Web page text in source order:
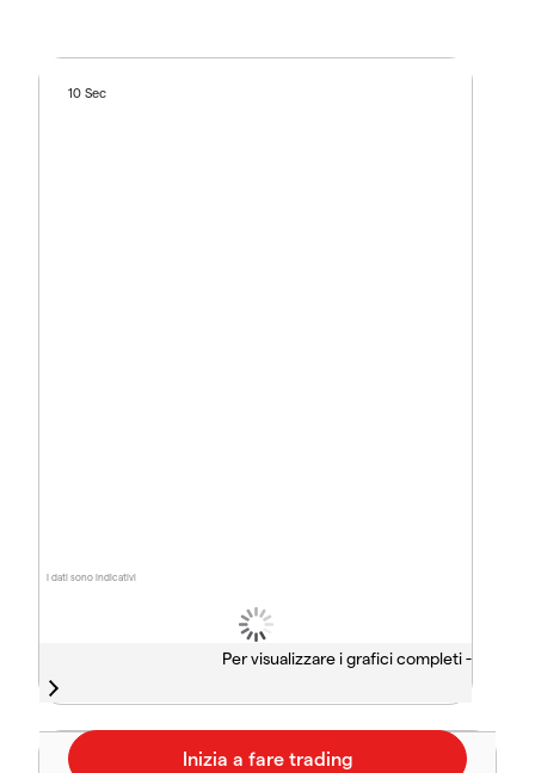
I dati sono indicativi
10 Sec
Per visualizzare i grafici completi -